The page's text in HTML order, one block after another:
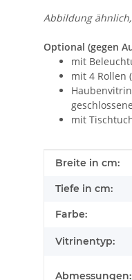
Abbildung
Optional (gegen
mit
mit 4 Rollen
mit
Wert
Breite in cm:
Tiefe in cm:
Farbe:
Vitrinentyp:
Abmessungen: